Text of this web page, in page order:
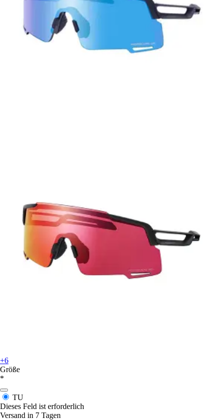
+6
Größe
*
TU
Dieses Feld ist erforderlich
Versand in 7 Tagen